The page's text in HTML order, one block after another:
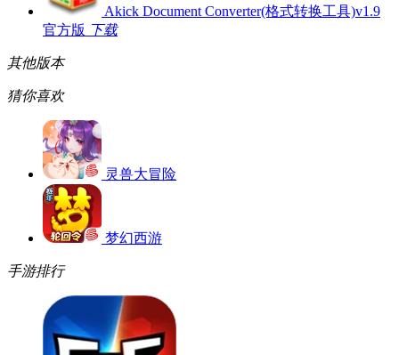
Akick Document Converter(格式转换工具)v1.9
官方版 下载
其他版本
猜你喜欢
灵兽大冒险
梦幻西游
手游排行